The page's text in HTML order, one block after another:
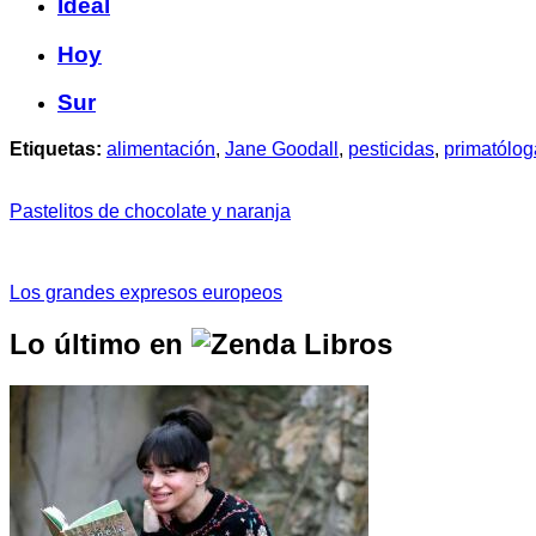
Ideal
Hoy
Sur
Etiquetas: alimentación, Jane Goodall , pesticidas,
Pastelitos de chocolate y naranja
Los grandes expresos europeos
Lo último en